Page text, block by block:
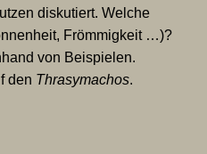
diskutiert. Welche
Frömmigkeit …)?
von Beispielen.
den Thrasymachos.